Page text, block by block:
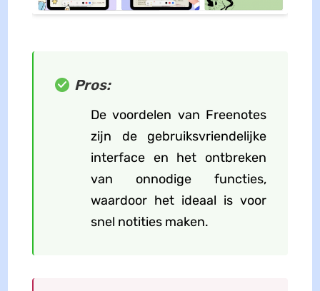
Pros:
De voordelen van Freenotes
zijn de gebruiksvriendelijke
interface en het ontbreken
van onnodige functies,
waardoor het ideaal is voor
snel notities maken.